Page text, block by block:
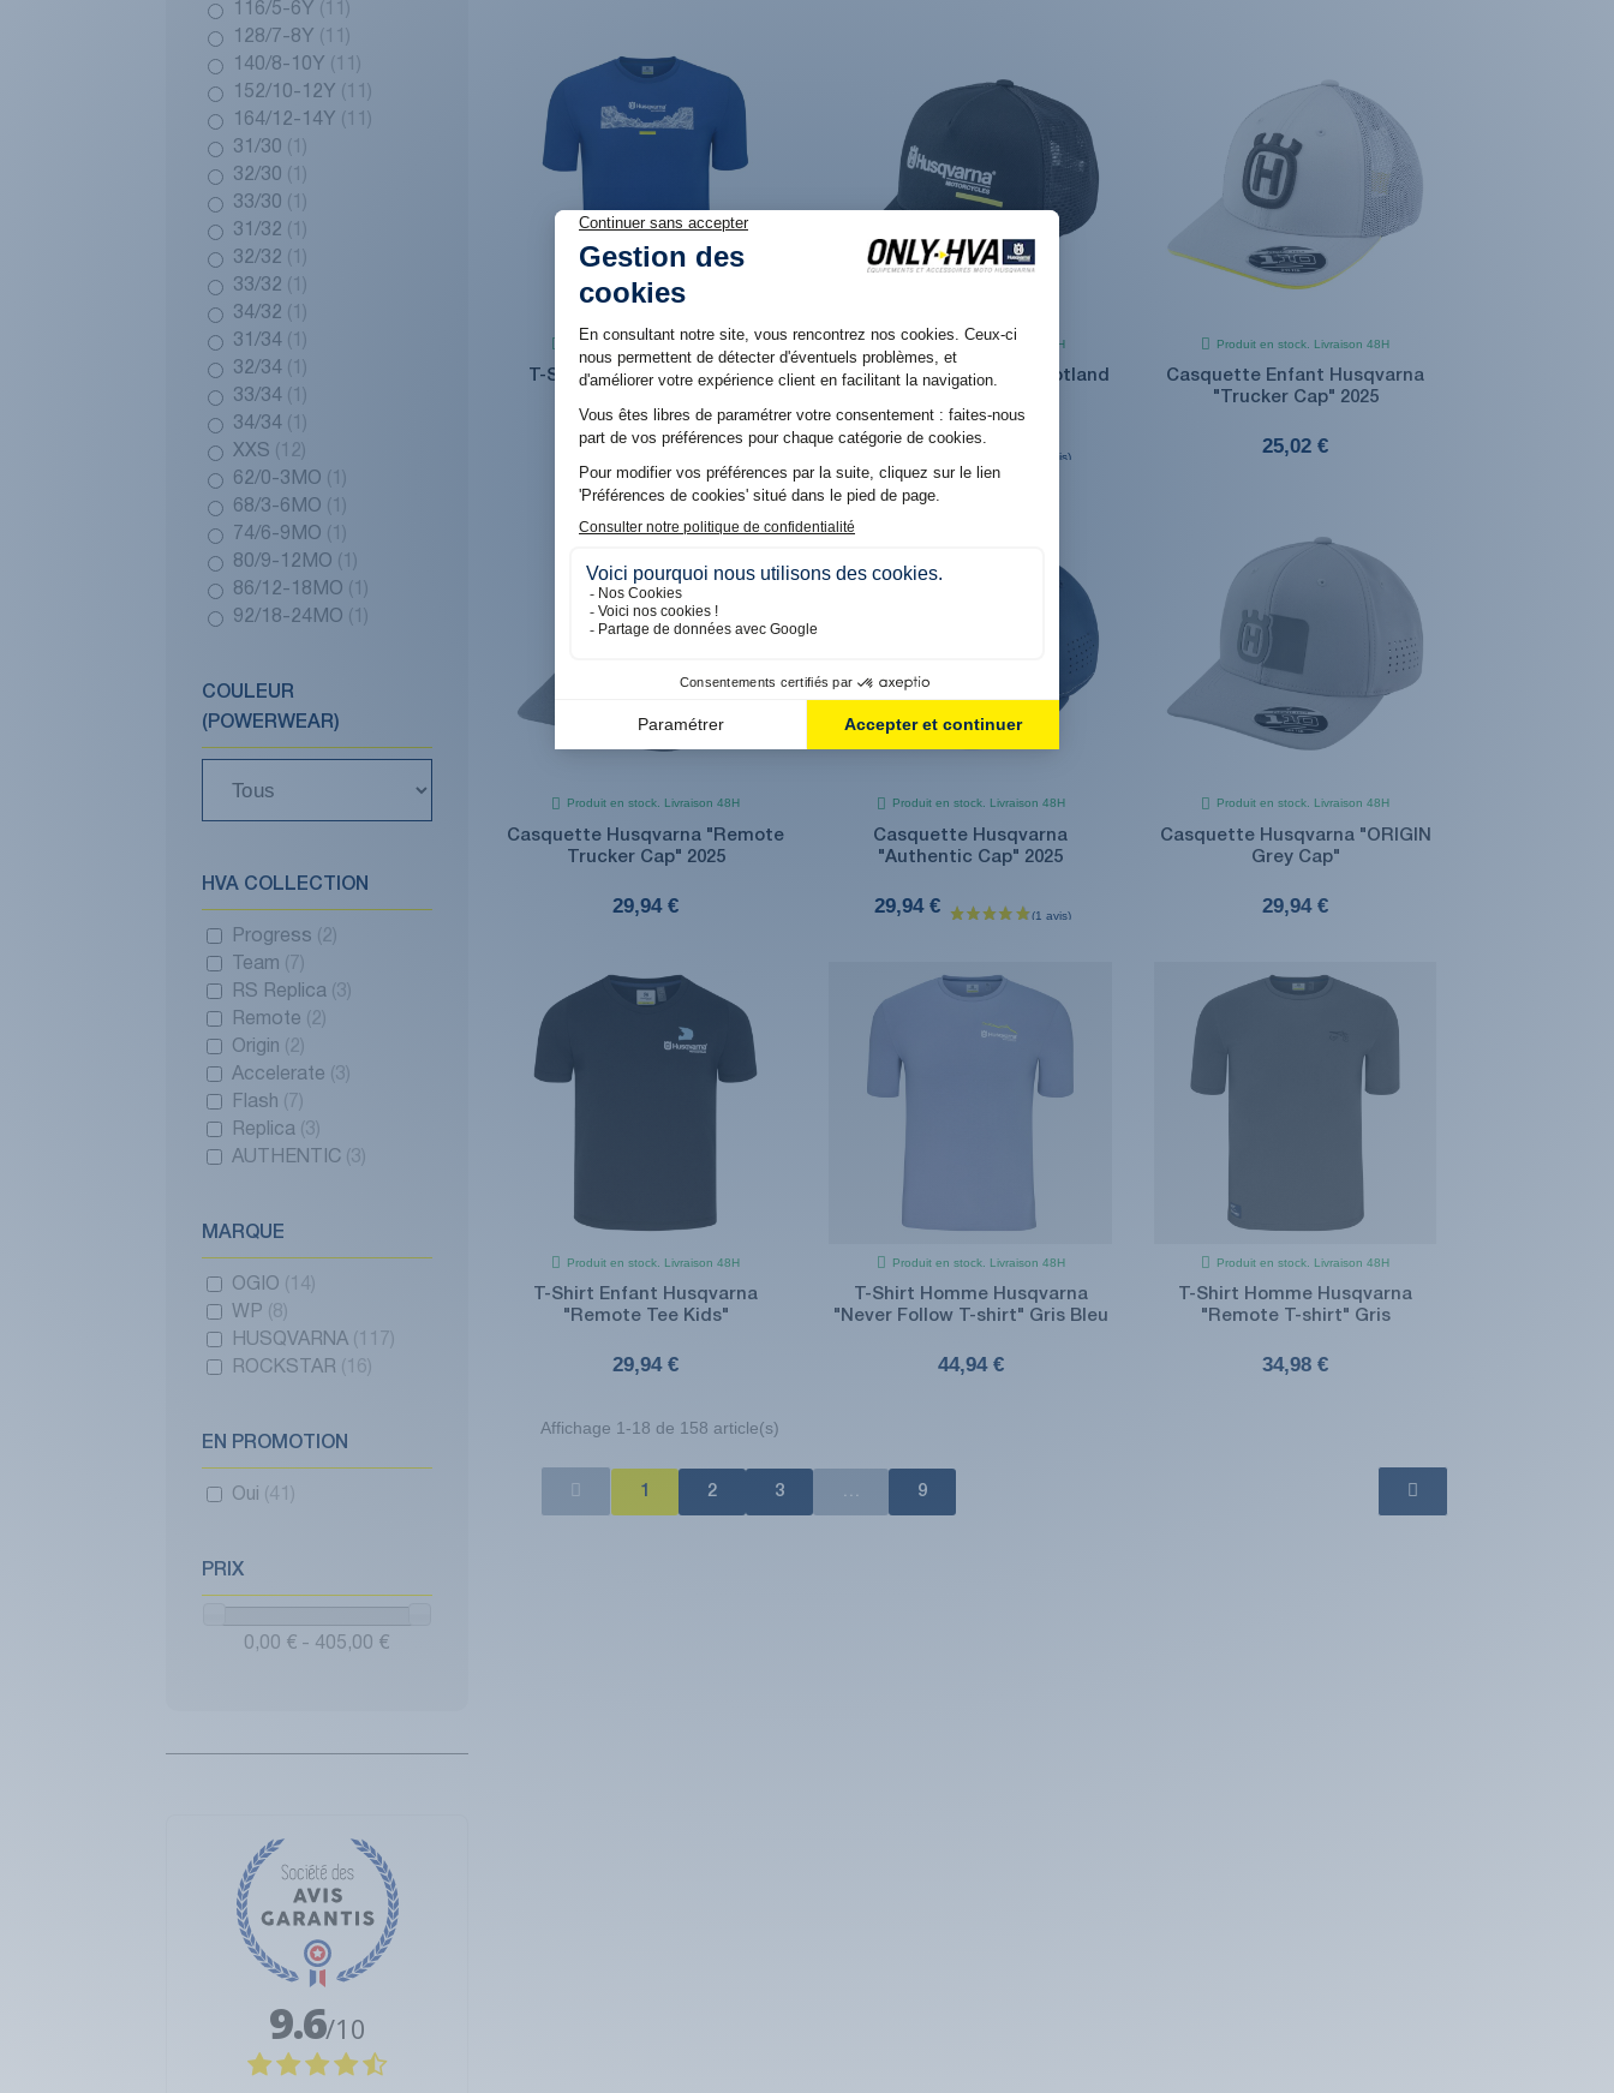
116/5-6Y
128/7-8Y
140/8-10Y
152/10-12Y
164/12-14Y
31/30
32/30
33/30
31/32
32/32
33/32
34/32
31/34
32/34
33/34
34/34
XXS
(12)
62/0-3MO
68/3-6MO
74/6-9MO
80/9-12MO
86/12-18MO
92/18-24MO
COULEUR
(POWERWEAR)
HVA COLLECTION
Progress
(2)
Team
(7)
RS Replica
(3)
Remote
(2)
Origin
(2)
Accelerate
(3)
Flash
(7)
Replica
(3)
AUTHENTIC
(3)
MARQUE
OGIO
(14)
WP
(8)
HUSQVARNA
(117)
ROCKSTAR
(16)
EN PROMOTION
Oui (41)
PRIX
0,00 € - 405,00 €
Produit en stock. Livraison 48H
T-Shirt Homme Husqvarna
34,98 €
Produit en stock. Livraison 48H
Casquette Husqvarna "Gotland
29,94 €
Produit en stock. Livraison 48H
Casquette Enfant Husqvarna
"Trucker Cap" 2025
25,02 €
Produit en stock. Livraison 48H
Casquette Husqvarna "Remote
Trucker Cap" 2025
29,94 €
Produit en stock. Livraison 48H
Casquette Husqvarna
"Authentic Cap" 2025
29,94 €
Produit en stock. Livraison 48H
Casquette Husqvarna "ORIGIN
Grey Cap"
29,94 €
Produit en stock. Livraison 48H
T-Shirt Enfant Husqvarna
"Remote Tee Kids"
29,94 €
Produit en stock. Livraison 48H
T-Shirt Homme Husqvarna
"Never Follow T-shirt" Gris Bleu
44,94 €
Produit en stock. Livraison 48H
T-Shirt Homme Husqvarna
"Remote T-shirt" Gris
34,98 €
Affichage 1-18 de 158 article(s)
1 2 3 … 9